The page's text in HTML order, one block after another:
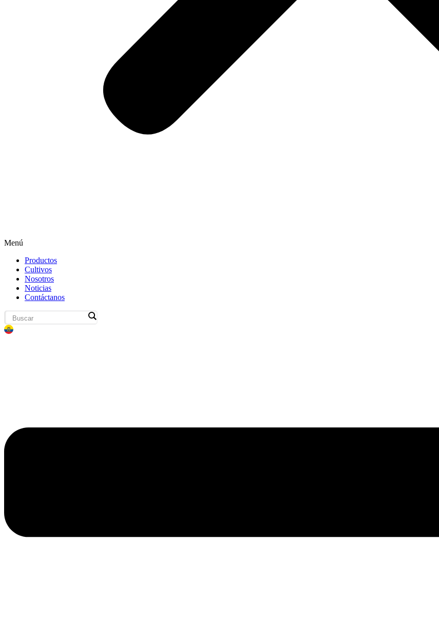
Menú
Productos
Cultivos
Nosotros
Noticias
Contáctanos